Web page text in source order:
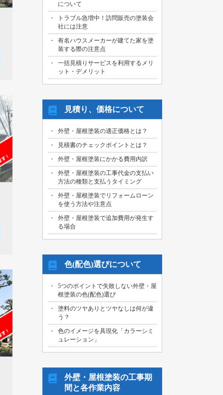
について
トラブル急増中！訪問販売の塗装会
社には注意
有名ハウスメーカーが建てた家を塗
装する際の注意点
一括見積りサービスを利用するメリ
ット・デメリット
見積り、価格について
外壁・屋根塗装の適正価格とは？
見積書のチェックポイントとは？
外壁・屋根塗装にかかる費用内訳
外壁・屋根塗装の工事代金の支払い
方法の種類と支払うタイミング
外壁・屋根塗装でリフォームローン
を使う方法や注意点
外壁・屋根塗装で追加費用が発生す
る場合
色(配色)選びについて
5つのポイントで失敗しない外壁・屋
根塗装の色(配色)選び
塗料のツヤありとツヤなしは何が違
う？
色のイメージを具現化「カラーシミ
ュレーション」
外壁・屋根塗装の工事期
間と各作業内容